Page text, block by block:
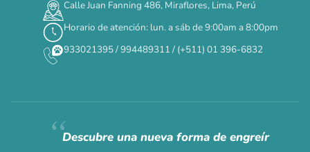
DÍAS HORAS MIN SEG
✕
Siempre fuimosraros.
Calle Juan Fanning 486, Miraflores, Lima, Perú
Horario de atención: lun. a sáb de 9:00am a 8:00pm
933021395 / 994489311 / (+511) 01 396-6832
Descubre una nueva forma de engreír